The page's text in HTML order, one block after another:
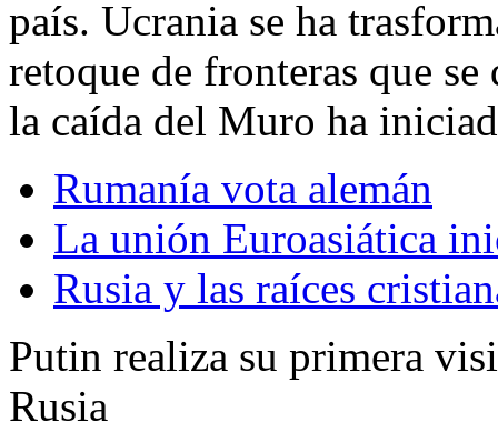
país. Ucrania se ha
retoque de fronteras que
la caída del Muro ha
Rumanía vota alemán
La unión Euroasiática
Rusia y las raíces
Putin realiza su primera
Rusia